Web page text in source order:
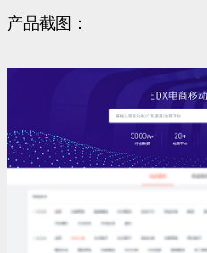
产品截图：